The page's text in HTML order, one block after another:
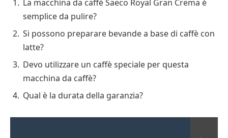
La macchina da caffè Saeco Royal Gran Crema è
semplice da pulire?
Si possono preparare bevande a base di caffè con
latte?
Devo utilizzare un caffè speciale per questa
macchina da caffè?
Qual è la durata della garanzia?